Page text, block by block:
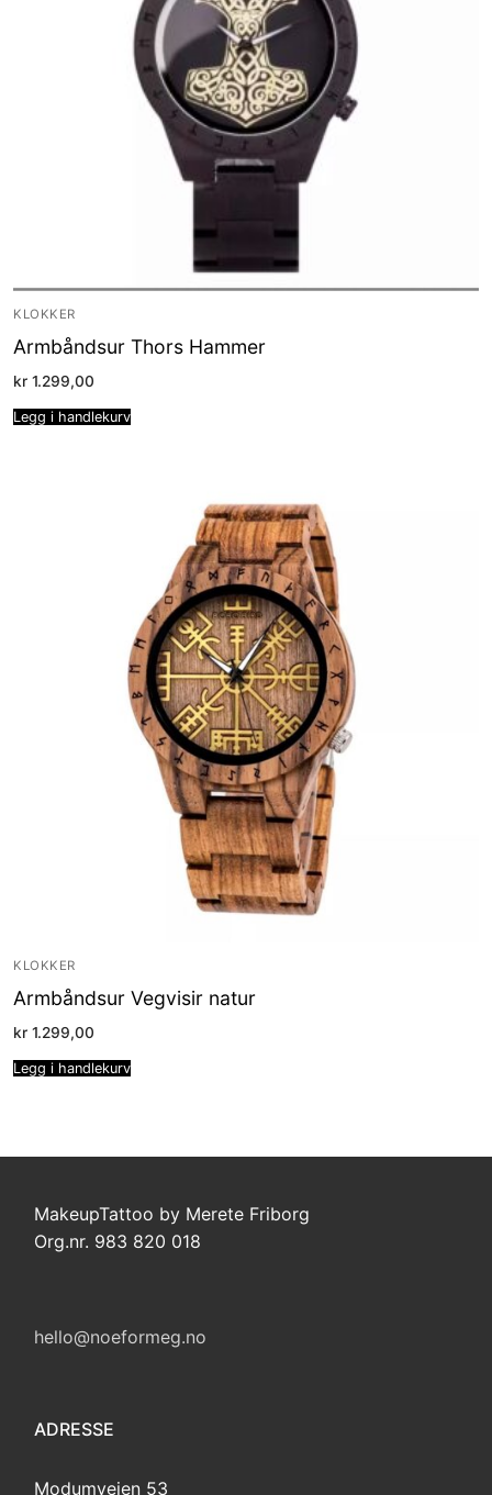
KLOKKER
Armbåndsur Thors Hammer
kr 1.299,00
Legg i handlekurv
KLOKKER
Armbåndsur Vegvisir natur
kr 1.299,00
Legg i handlekurv
MakeupTattoo by Merete Friborg
Org.nr. 983 820 018
hello@noeformeg.no
ADRESSE
Modumveien 53